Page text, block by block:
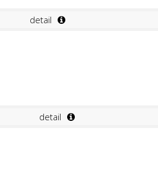
detail
detail